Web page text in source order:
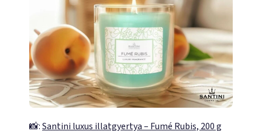
📸:Santini luxus illatgyertya – Fumé Rubis, 200 g